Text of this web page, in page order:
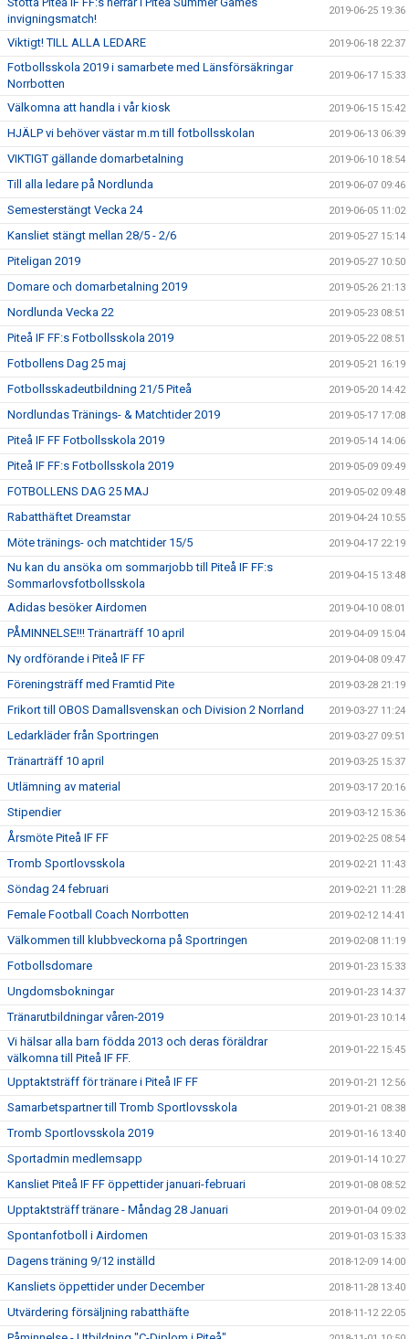
invigningsmatch!
2019-06-25 19:36
Viktigt! TILL ALLA LEDARE 2019-06-18 22:37
Fotbollsskola 2019 i samarbete med Länsförsäkringar
Norrbotten
2019-06-17 15:33
Välkomna att handla i vår kiosk 2019-06-15 15:42
HJÄLP vi behöver västar m.m till fotbollsskolan 2019-06-13 06:39
VIKTIGT gällande domarbetalning 2019-06-10 18:54
Till alla ledare på Nordlunda 2019-06-07 09:46
Semesterstängt Vecka 24 2019-06-05 11:02
Kansliet stängt mellan 28/5 - 2/6 2019-05-27 15:14
Piteligan 2019 2019-05-27 10:50
Domare och domarbetalning 2019 2019-05-26 21:13
Nordlunda Vecka 22 2019-05-23 08:51
Piteå IF FF:s Fotbollsskola 2019 2019-05-22 08:51
Fotbollens Dag 25 maj 2019-05-21 16:19
Fotbollsskadeutbildning 21/5 Piteå 2019-05-20 14:42
Nordlundas Tränings- & Matchtider 2019 2019-05-17 17:08
Piteå IF FF Fotbollsskola 2019 2019-05-14 14:06
Piteå IF FF:s Fotbollsskola 2019 2019-05-09 09:49
FOTBOLLENS DAG 25 MAJ 2019-05-02 09:48
Rabatthäftet Dreamstar 2019-04-24 10:55
Möte tränings- och matchtider 15/5 2019-04-17 22:19
Nu kan du ansöka om sommarjobb till Piteå IF FF:s
Sommarlovsfotbollsskola
2019-04-15 13:48
Adidas besöker Airdomen 2019-04-10 08:01
PÅMINNELSE!!! Tränarträff 10 april 2019-04-09 15:04
Ny ordförande i Piteå IF FF 2019-04-08 09:47
Föreningsträff med Framtid Pite 2019-03-28 21:19
Frikort till OBOS Damallsvenskan och Division 2 Norrland 2019-03-27 11:24
Ledarkläder från Sportringen 2019-03-27 09:51
Tränarträff 10 april 2019-03-25 15:37
Utlämning av material 2019-03-17 20:16
Stipendier 2019-03-12 15:36
Årsmöte Piteå IF FF 2019-02-25 08:54
Tromb Sportlovsskola 2019-02-21 11:43
Söndag 24 februari 2019-02-21 11:28
Female Football Coach Norrbotten 2019-02-12 14:41
Välkommen till klubbveckorna på Sportringen 2019-02-08 11:19
Fotbollsdomare 2019-01-23 15:33
Ungdomsbokningar 2019-01-23 14:37
Tränarutbildningar våren-2019 2019-01-23 10:14
Vi hälsar alla barn födda 2013 och deras föräldrar
välkomna till Piteå IF FF.
2019-01-22 15:45
Upptaktsträff för tränare i Piteå IF FF 2019-01-21 12:56
Samarbetspartner till Tromb Sportlovsskola 2019-01-21 08:38
Tromb Sportlovsskola 2019 2019-01-16 13:40
Sportadmin medlemsapp 2019-01-14 10:27
Kansliet Piteå IF FF öppettider januari-februari 2019-01-08 08:52
Upptaktsträff tränare - Måndag 28 Januari 2019-01-04 09:02
Spontanfotboll i Airdomen 2019-01-03 15:33
Dagens träning 9/12 inställd 2018-12-09 14:00
Kansliets öppettider under December 2018-11-28 13:40
Utvärdering försäljning rabatthäfte 2018-11-12 22:05